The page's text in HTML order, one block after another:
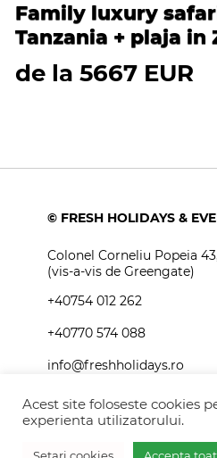
Family luxury
Tanzania + plaja in
de la 5667 EUR
© FRESH HOLIDAYS &
Colonel Corneliu Popeia
(vis-a-vis de Greengate)
+40754 012 262
+40770 574 088
info@freshholidays.ro
Povestile noastre
Acest site foloseste cookies
experienta utilizatorului.